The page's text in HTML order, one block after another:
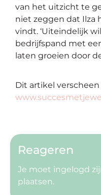
van het uitzicht te
niet zeggen dat Ilza
vindt. ‘Uiteindelijk
bedrijfspand met
laten groeien door
Dit artikel verscheen
Reageren
Je moet ingelogd
plaatsen.